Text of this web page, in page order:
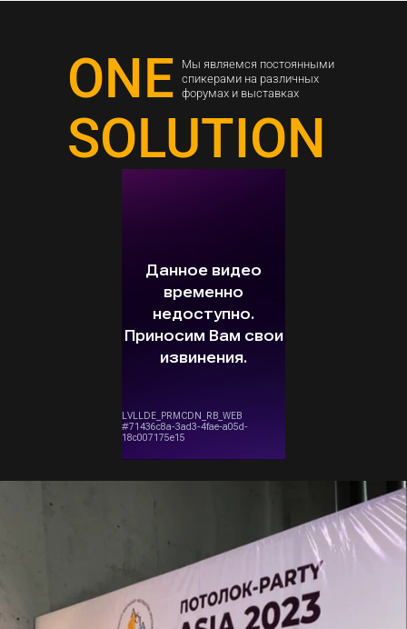
ONE
SOLUTION
Мы являемся постоянными
спикерами на различных
форумах и выставках